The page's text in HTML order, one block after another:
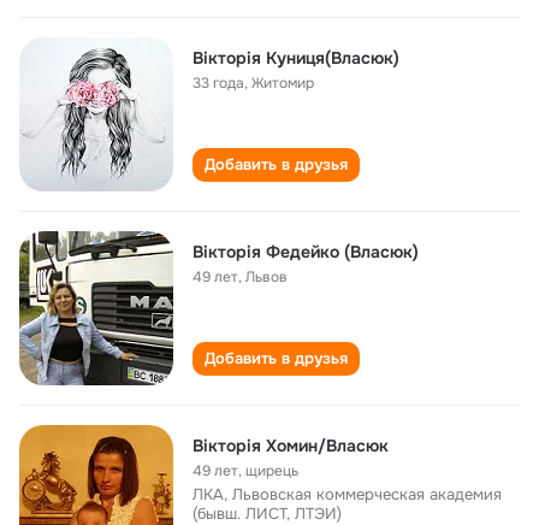
Вікторія Куниця(Власюк)
33 года,Житомир
Добавить в друзья
Вікторія Федейко (Власюк)
49 лет,Львов
Добавить в друзья
Вікторія Хомин/Власюк
49 лет,щирець
ЛКА, Львовская коммерческая академия
(бывш. ЛИСТ, ЛТЭИ)